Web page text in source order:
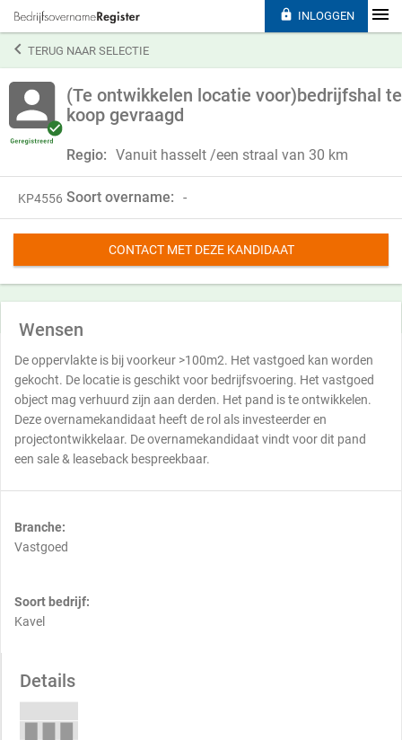
TERUG NAAR SELECTIE
(Te ontwikkelen locatie voor)bedrijfshal te
koop gevraagd
Regio: Vanuit hasselt /een straal van 30 km
KP4556 Soort overname: -
CONTACT MET DEZE KANDIDAAT
Wensen
De oppervlakte is bij voorkeur >100m2. Het vastgoed kan worden
gekocht. De locatie is geschikt voor bedrijfsvoering. Het vastgoed
object mag verhuurd zijn aan derden. Het pand is te ontwikkelen.
Deze overnamekandidaat heeft de rol als investeerder en
projectontwikkelaar. De overnamekandidaat vindt voor dit pand
een sale & leaseback bespreekbaar.
Branche:
Vastgoed
Soort bedrijf:
Kavel
Details
 INLOGGEN